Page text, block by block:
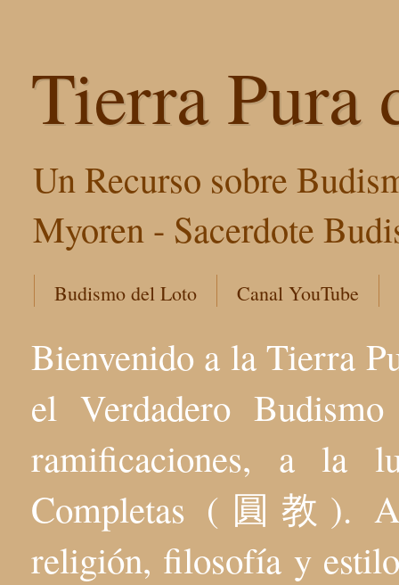
Tierra Pura
Un Recurso sobre
Myoren - Sacerdote
Budismo del Loto Canal YouTube
Bienvenido a la Tierra
el Verdadero
ramificaciones, a la
Completas (圓教).
religión, filosofía y